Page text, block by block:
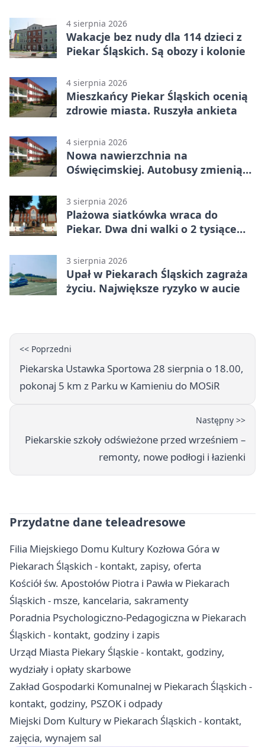
4 sierpnia 2026
Wakacje bez nudy dla 114 dzieci z
Piekar Śląskich. Są obozy i kolonie
4 sierpnia 2026
Mieszkańcy Piekar Śląskich ocenią
zdrowie miasta. Ruszyła ankieta
4 sierpnia 2026
Nowa nawierzchnia na
Oświęcimskiej. Autobusy zmienią
3 sierpnia 2026
Plażowa siatkówka wraca do
Piekar. Dwa dni walki o 2 tysiące
3 sierpnia 2026
Upał w Piekarach Śląskich zagraża
życiu. Największe ryzyko w aucie
<< Poprzedni
Piekarska Ustawka Sportowa 28 sierpnia o 18.00,
pokonaj 5 km z Parku w Kamieniu do MOSiR
Następny >>
Piekarskie szkoły odświeżone przed wrześniem –
remonty, nowe podłogi i łazienki
Przydatne dane teleadresowe
Filia Miejskiego Domu Kultury Kozłowa Góra w
Piekarach Śląskich - kontakt, zapisy, oferta
Kościół św. Apostołów Piotra i Pawła w Piekarach
Śląskich - msze, kancelaria, sakramenty
Poradnia Psychologiczno-Pedagogiczna w Piekarach
Śląskich - kontakt, godziny i zapis
Urząd Miasta Piekary Śląskie - kontakt, godziny,
wydziały i opłaty skarbowe
Zakład Gospodarki Komunalnej w Piekarach Śląskich -
kontakt, godziny, PSZOK i odpady
Miejski Dom Kultury w Piekarach Śląskich - kontakt,
zajęcia, wynajem sal